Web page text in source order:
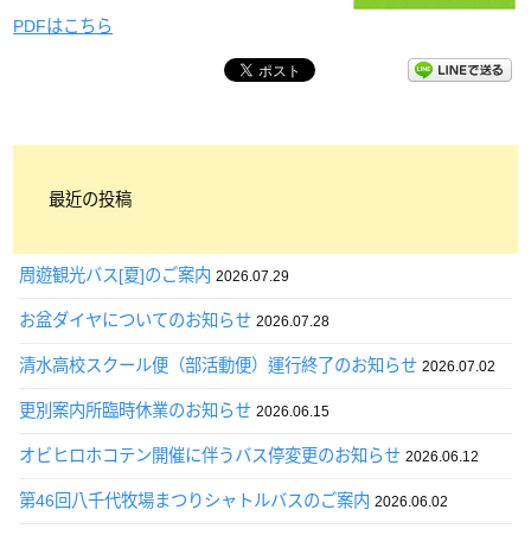
PDFはこちら
最近の投稿
周遊観光バス[夏]のご案内 2026.07.29
お盆ダイヤについてのお知らせ 2026.07.28
清水高校スクール便（部活動便）運行終了のお知らせ 2026.07.02
更別案内所臨時休業のお知らせ 2026.06.15
オビヒロホコテン開催に伴うバス停変更のお知らせ 2026.06.12
第46回八千代牧場まつりシャトルバスのご案内 2026.06.02